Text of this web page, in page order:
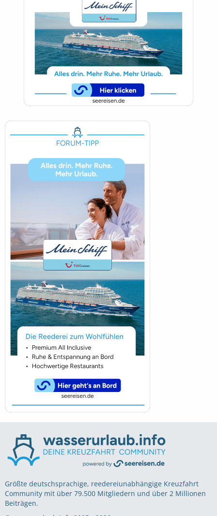
Größte deutschsprachige, reedereiunabhängige Kreuzfahrt
Community mit über 79.500 Mitgliedern und über 2 Millionen
Beiträgen.